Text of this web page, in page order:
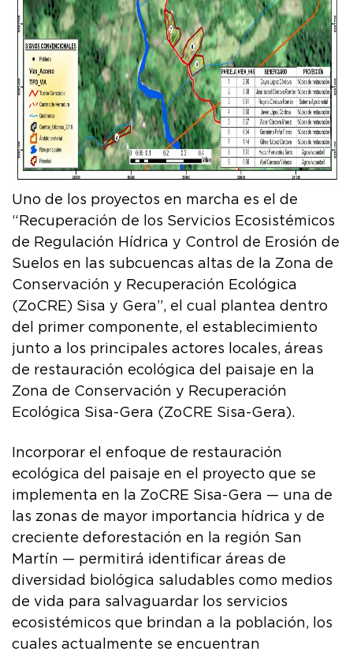
Uno de los proyectos en marcha es el de
“Recuperación de los Servicios Ecosistémicos
de Regulación Hídrica y Control de Erosión de
Suelos en las subcuencas altas de la Zona de
Conservación y Recuperación Ecológica
(ZoCRE) Sisa y Gera”, el cual plantea dentro
del primer componente, el establecimiento
junto a los principales actores locales, áreas
de restauración ecológica del paisaje en la
Zona de Conservación y Recuperación
Ecológica Sisa-Gera (ZoCRE Sisa-Gera).
Incorporar el enfoque de restauración
ecológica del paisaje en el proyecto que se
implementa en la ZoCRE Sisa-Gera — una de
las zonas de mayor importancia hídrica y de
creciente deforestación en la región San
Martín — permitirá identificar áreas de
diversidad biológica saludables como medios
de vida para salvaguardar los servicios
ecosistémicos que brindan a la población, los
cuales actualmente se encuentran